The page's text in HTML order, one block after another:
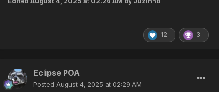
12 3
Eclipse POA
Posted August 4, 2025 at 02:29 AM